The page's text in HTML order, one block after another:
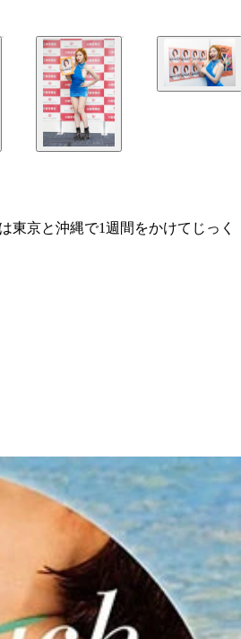
東京と沖縄で1週間をかけてじっく